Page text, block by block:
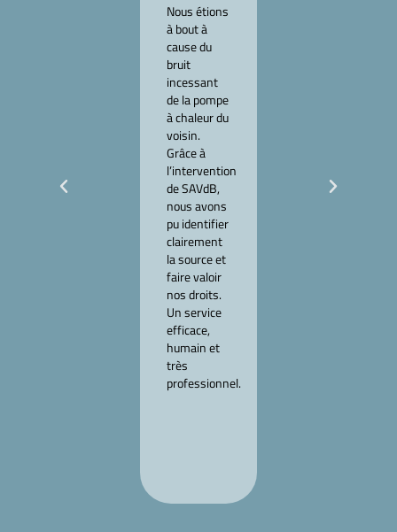
Nous étions
à bout à
cause du
bruit
incessant
de la pompe
à chaleur du
voisin.
Grâce à
l’intervention
de SAVdB,
nous avons
pu identifier
clairement
la source et
faire valoir
nos droits.
Un service
efficace,
humain et
très
professionnel.
toutes les